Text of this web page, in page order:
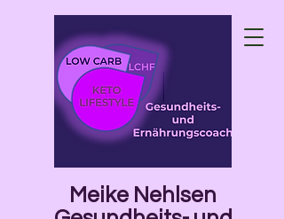
Meike Nehlsen